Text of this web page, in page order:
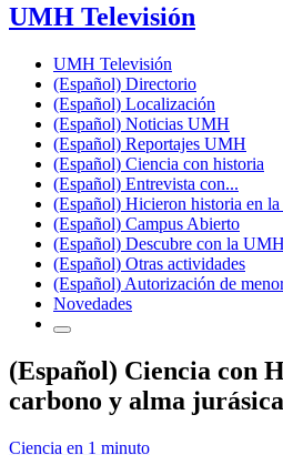
UMH Televisión
UMH Televisión
(Español) Directorio
(Español) Localización
(Español) Noticias UMH
(Español) Reportajes UMH
(Español) Ciencia con historia
(Español) Entrevista con...
(Español) Hicieron historia en la
(Español) Campus Abierto
(Español) Descubre con la UMH
(Español) Otras actividades
(Español) Autorización de
Novedades
(Español) Ciencia con
carbono y alma jurásica
Ciencia en 1 minuto